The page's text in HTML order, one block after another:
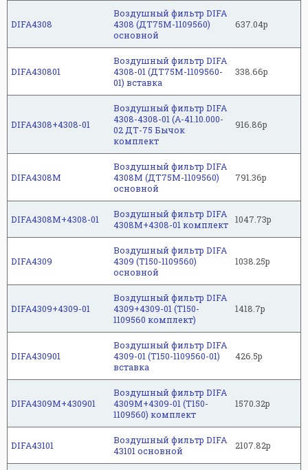
DIFA4308
Воздушный фильтр DIFA
4308 (ДТ75М-1109560)
основной
637.04р
DIFA430801
Воздушный фильтр DIFA
4308-01 (ДТ75М-1109560-
01) вставка
338.66р
DIFA4308+4308-01
Воздушный фильтр DIFA
4308-4308-01 (А-41.10.000-
02 ДТ-75 Бычок
комплект
916.86р
DIFA4308M
Воздушный фильтр DIFA
4308M (ДТ75М-1109560)
основной
791.36р
DIFA4308M+4308-01
Воздушный фильтр DIFA
4308M+4308-01 комплект
1047.73р
DIFA4309
Воздушный фильтр DIFA
4309 (Т150-1109560)
основной
1038.25р
DIFA4309+4309-01
Воздушный фильтр DIFA
4309+4309-01 (Т150-
1109560 комплект)
1418.7р
DIFA430901
Воздушный фильтр DIFA
4309-01 (Т150-1109560-01)
вставка
426.5р
DIFA4309M+430901
Воздушный фильтр DIFA
4309M+4309-01 (Т150-
1109560) комплект
1570.32р
DIFA43101
Воздушный фильтр DIFA
43101 основной
2107.82р